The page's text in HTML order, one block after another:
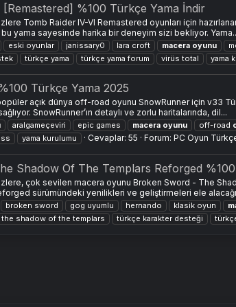
[Remastered] %100 Türkçe Yama İndir
Tomb Raider IV-VI Remastered oyunları için
yama sayesinde harika bir deneyim sizi bekliyor.
eski oyunlar janissary0 lara croft macera oyunu
türkçe yama türkçe yama forum virüs total yama
Türkçe Yama 2025
açık dünya off-road oyunu SnowRunner için v33
SnowRunner’ın detaylı ve zorlu haritalarında, dil...
aralgameçeviri epic games macera oyunu off-road
yama kurulumu Cevaplar: 55 Forum: PC Oyun
Shadow Of The Templars Reforged
çok sevilen macera oyunu Broken Sword - The
sürümündeki yenilikleri ve geliştirmeleri ele
broken sword gog uyumlu hernando klasik oyun
the shadow of the templars türkçe karakter desteği